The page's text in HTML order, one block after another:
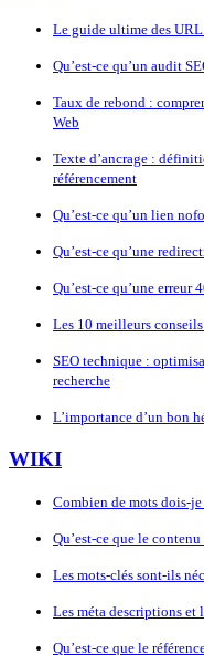
Le guide ultime des
Qu’est-ce qu’un audit
Taux de rebond :
Web
Texte d’ancrage :
référencement
Qu’est-ce qu’un lien
Qu’est-ce qu’une
Qu’est-ce qu’une
Les 10 meilleurs conseils
SEO technique :
recherche
L’importance d’un bon
WIKI
Combien de mots dois-
Qu’est-ce que le
Les mots-clés sont-ils
Les méta descriptions et
Qu’est-ce que le